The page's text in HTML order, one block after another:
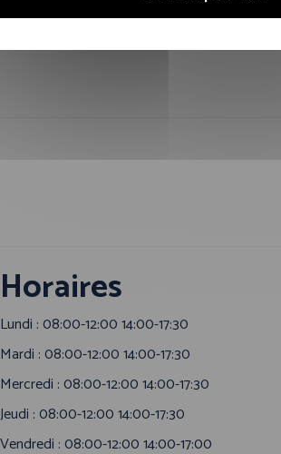
Horaires
Lundi : 08:00-12:00 14:00-17:30
Mardi : 08:00-12:00 14:00-17:30
Mercredi : 08:00-12:00 14:00-17:30
Jeudi : 08:00-12:00 14:00-17:30
Vendredi : 08:00-12:00 14:00-17:00